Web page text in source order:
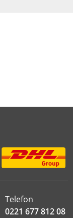
Telefon
0221 677 812 08